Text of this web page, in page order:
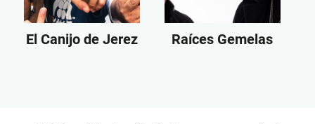
El Canijo de Jerez Raíces Gemelas